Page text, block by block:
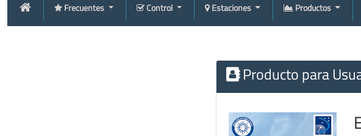
Frecuentes Control Estaciones Productos
Producto para